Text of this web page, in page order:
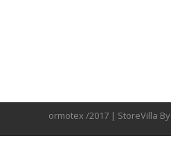
ormotex /2017 | StoreVilla By